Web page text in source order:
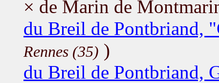
× de Marin de
du Breil de Pontbriand,
Rennes (35) )
du Breil de Pontbriand,